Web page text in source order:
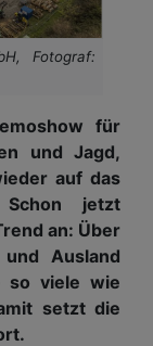
Fotograf:
für
und Jagd,
auf das
Schon jetzt
an: Über
Ausland
so viele wie
setzt die